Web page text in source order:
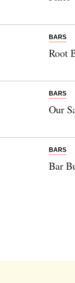
BARS
Root
BARS
Our
BARS
Bar